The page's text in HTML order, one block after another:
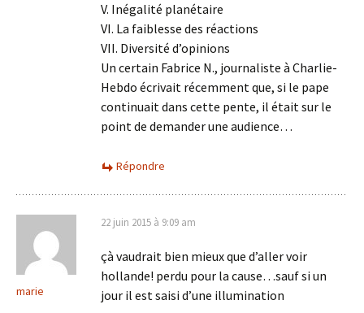
V. Inégalité planétaire
VI. La faiblesse des réactions
VII. Diversité d’opinions
Un certain Fabrice N., journaliste à Charlie-
Hebdo écrivait récemment que, si le pape
continuait dans cette pente, il était sur le
point de demander une audience…
Répondre
marie
22 juin 2015 à 9:09 am
çà vaudrait bien mieux que d’aller voir
hollande! perdu pour la cause…sauf si un
jour il est saisi d’une illumination